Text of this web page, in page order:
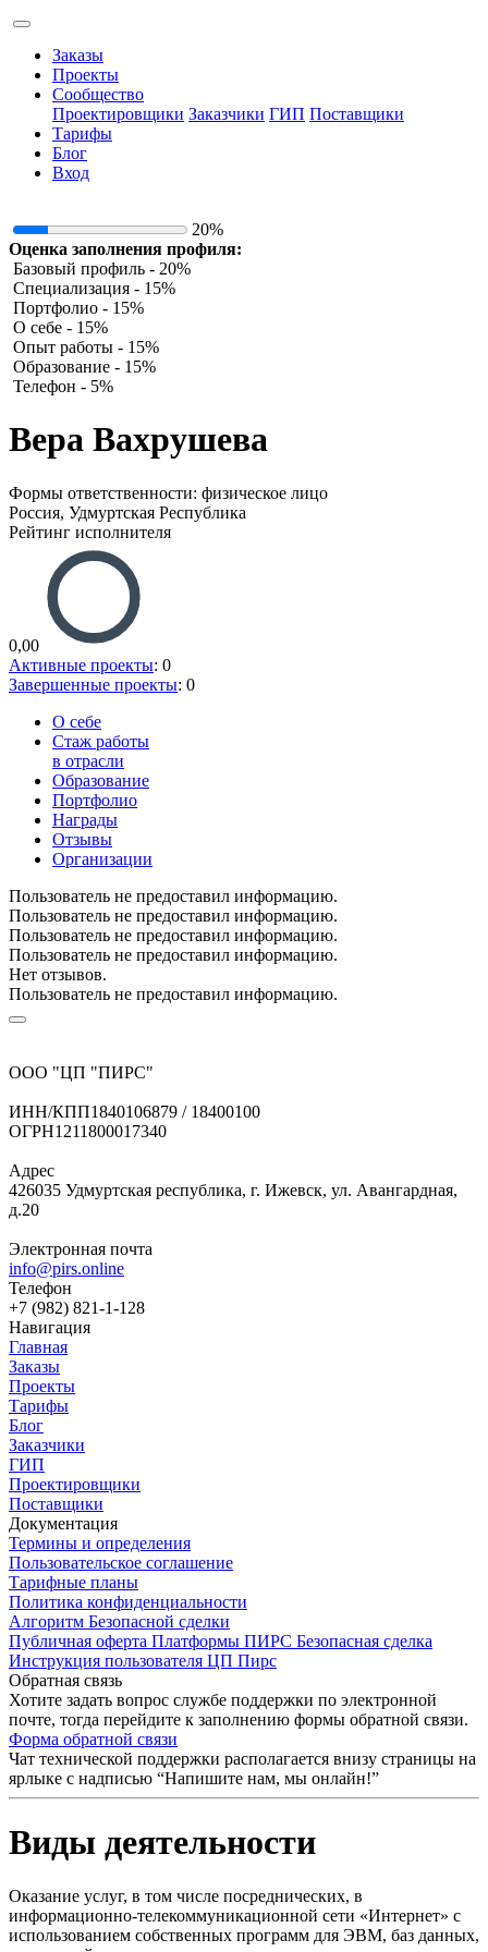
Заказы
Проекты
Сообщество
Проектировщики Заказчики ГИП Поставщики
Тарифы
Блог
Вход
20%
Оценка заполнения профиля:
Базовый профиль - 20%
Специализация - 15%
Портфолио - 15%
О себе - 15%
Опыт работы - 15%
Образование - 15%
Телефон - 5%
Вера Вахрушева
Формы ответственности: физическое лицо
Россия, Удмуртская Республика
Рейтинг исполнителя
0,00
Активные проекты: 0
Завершенные проекты: 0
О себе
Стаж работы
в отрасли
Образование
Портфолио
Награды
Отзывы
Организации
Пользователь не предоставил информацию.
Пользователь не предоставил информацию.
Пользователь не предоставил информацию.
Пользователь не предоставил информацию.
Нет отзывов.
Пользователь не предоставил информацию.
ООО "ЦП "ПИРС"
ИНН/КПП1840106879 / 18400100
ОГРН1211800017340
Адрес
426035 Удмуртская республика, г. Ижевск, ул. Авангардная,
д.20
Электронная почта
info@pirs.online
Телефон
+7 (982) 821-1-128
Навигация
Главная
Заказы
Проекты
Тарифы
Блог
Заказчики
ГИП
Проектировщики
Поставщики
Документация
Термины и определения
Пользовательское соглашение
Тарифные планы
Политика конфиденциальности
Алгоритм Безопасной сделки
Публичная оферта Платформы ПИРС Безопасная сделка
Инструкция пользователя ЦП Пирс
Обратная связь
Хотите задать вопрос службе поддержки по электронной
почте, тогда перейдите к заполнению формы обратной связи.
Форма обратной связи
Чат технической поддержки располагается внизу страницы на
ярлыке с надписью “Напишите нам, мы онлайн!”
Виды деятельности
Оказание услуг, в том числе посреднических, в
информационно-телекоммуникационной сети «Интернет» с
использованием собственных программ для ЭВМ, баз данных,